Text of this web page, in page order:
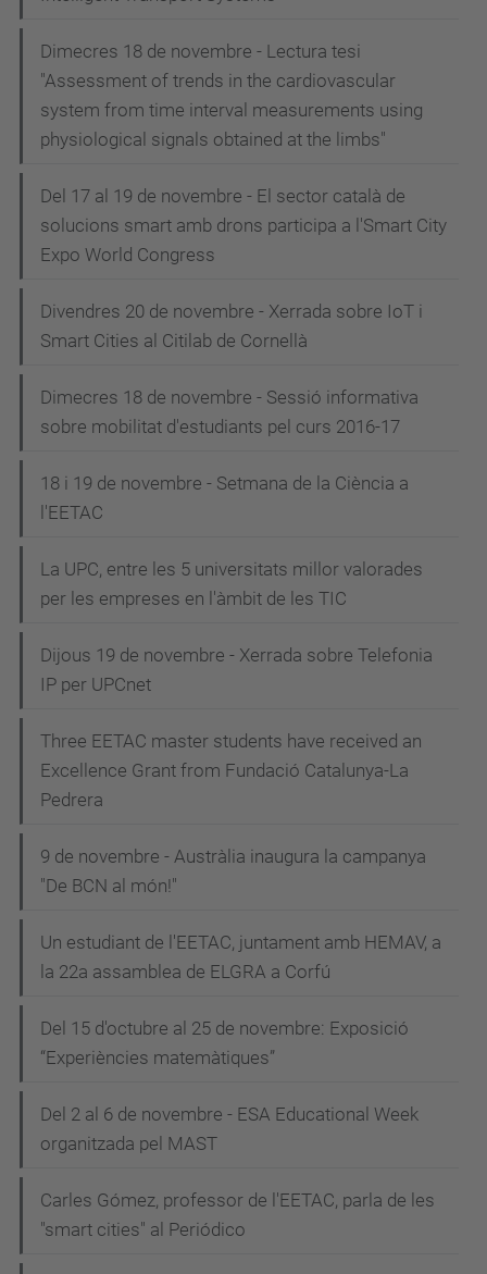
Dimecres 18 de novembre - Lectura tesi
"Assessment of trends in the cardiovascular
system from time interval measurements using
physiological signals obtained at the limbs"
Del 17 al 19 de novembre - El sector català de
solucions smart amb drons participa a l'Smart City
Expo World Congress
Divendres 20 de novembre - Xerrada sobre IoT i
Smart Cities al Citilab de Cornellà
Dimecres 18 de novembre - Sessió informativa
sobre mobilitat d'estudiants pel curs 2016-17
18 i 19 de novembre - Setmana de la Ciència a
l'EETAC
La UPC, entre les 5 universitats millor valorades
per les empreses en l'àmbit de les TIC
Dijous 19 de novembre - Xerrada sobre Telefonia
IP per UPCnet
Three EETAC master students have received an
Excellence Grant from Fundació Catalunya-La
Pedrera
9 de novembre - Austràlia inaugura la campanya
"De BCN al món!"
Un estudiant de l'EETAC, juntament amb HEMAV, a
la 22a assamblea de ELGRA a Corfú
Del 15 d'octubre al 25 de novembre: Exposició
“Experiències matemàtiques”
Del 2 al 6 de novembre - ESA Educational Week
organitzada pel MAST
Carles Gómez, professor de l'EETAC, parla de les
"smart cities" al Periódico